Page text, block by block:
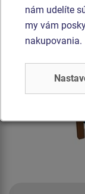
nám udelíte
my vám
nakupovania.